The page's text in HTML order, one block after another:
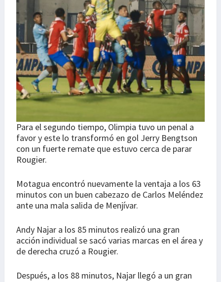
Para el segundo tiempo, Olimpia tuvo un penal a
favor y este lo transformó en gol Jerry Bengtson
con un fuerte remate que estuvo cerca de parar
Rougier.
Motagua encontró nuevamente la ventaja a los 63
minutos con un buen cabezazo de Carlos Meléndez
ante una mala salida de Menjívar.
Andy Najar a los 85 minutos realizó una gran
acción individual se sacó varias marcas en el área y
de derecha cruzó a Rougier.
Después, a los 88 minutos, Najar llegó a un gran